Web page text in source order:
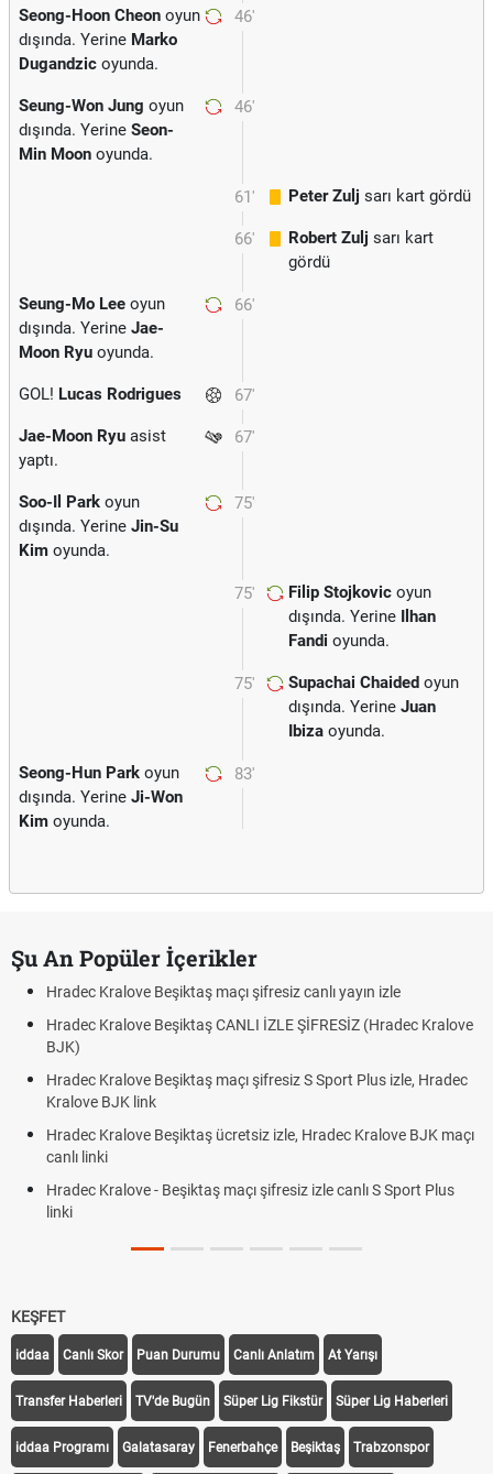
46'
Seong-Hoon Cheon oyun
dışında. Yerine Marko
Dugandzic oyunda.
46'
Seung-Won Jung oyun
dışında. Yerine Seon-
Min Moon oyunda.
61' Peter Zulj sarı kart gördü
66' Robert Zulj sarı kart
gördü
66'
Seung-Mo Lee oyun
dışında. Yerine Jae-
Moon Ryu oyunda.
67'
GOL! Lucas Rodrigues
67'
Jae-Moon Ryu asist
yaptı.
75'
Soo-Il Park oyun
dışında. Yerine Jin-Su
Kim oyunda.
75' Filip Stojkovic oyun
dışında. Yerine Ilhan
Fandi oyunda.
75' Supachai Chaided oyun
dışında. Yerine Juan
Ibiza oyunda.
83'
Seong-Hun Park oyun
dışında. Yerine Ji-Won
Kim oyunda.
Şu An Popüler İçerikler
Hradec Kralove Beşiktaş maçı şifresiz canlı yayın izle
Hradec Kralove Beşiktaş CANLI İZLE ŞİFRESİZ (Hradec Kralove
BJK)
Hradec Kralove Beşiktaş maçı şifresiz S Sport Plus izle, Hradec
Kralove BJK link
Hradec Kralove Beşiktaş ücretsiz izle, Hradec Kralove BJK maçı
canlı linki
Hradec Kralove - Beşiktaş maçı şifresiz izle canlı S Sport Plus
linki
KEŞFET
iddaa Canlı Skor Puan Durumu Canlı Anlatım At Yarışı
Transfer Haberleri TV'de Bugün Süper Lig Fikstür Süper Lig Haberleri
iddaa Programı Galatasaray Fenerbahçe Beşiktaş Trabzonspor